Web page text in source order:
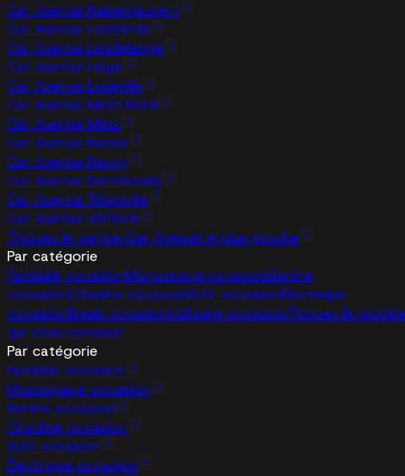
Car Avenue Kaiserslautern
Car Avenue Lesménils
Car Avenue Leudelange
Car Avenue Liege
Car Avenue Lunéville
Car Avenue Metz Nord
Car Avenue Metz
Car Avenue Namur
Car Avenue Nancy
Car Avenue Sarrebourg
Car Avenue Thionville
Car Avenue Wittlich
Trouvez le centre Car Avenue le plus proche
Par catégorie
Familiale occasionMonospace occasionBerline
occasionCitadine occasionSUV occasionÉlectrique
occasionBreak occasionUtilitaire occasionTrouvez le
qui vous convient
Par catégorie
Familiale occasion
Monospace occasion
Berline occasion
Citadine occasion
SUV occasion
Électrique occasion